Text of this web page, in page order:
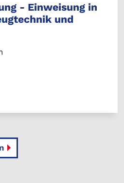
- Einweisung in
und